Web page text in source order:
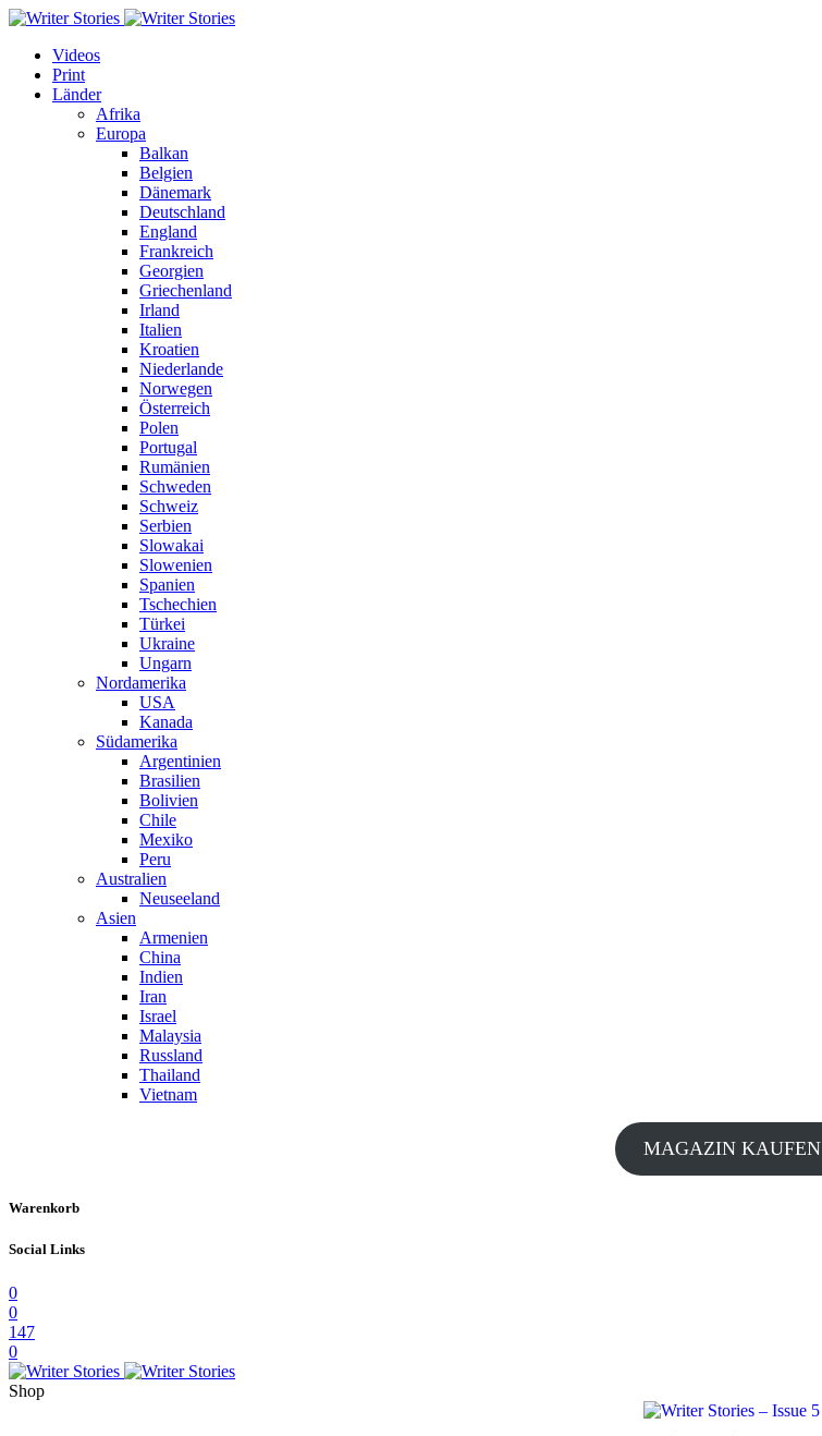
Videos
Print
Länder
Afrika
Europa
Balkan
Belgien
Dänemark
Deutschland
England
Frankreich
Georgien
Griechenland
Irland
Italien
Kroatien
Niederlande
Norwegen
Österreich
Polen
Portugal
Rumänien
Schweden
Schweiz
Serbien
Slowakai
Slowenien
Spanien
Tschechien
Türkei
Ukraine
Ungarn
Nordamerika
USA
Kanada
Südamerika
Argentinien
Brasilien
Bolivien
Chile
Mexiko
Peru
Australien
Neuseeland
Asien
Armenien
China
Indien
Iran
Israel
Malaysia
Russland
Thailand
Vietnam
MAGAZIN KAUFEN
Warenkorb
Social Links
0
0
147
0
Shop